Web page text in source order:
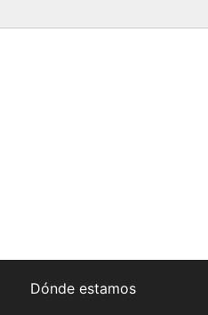
Dónde estamos